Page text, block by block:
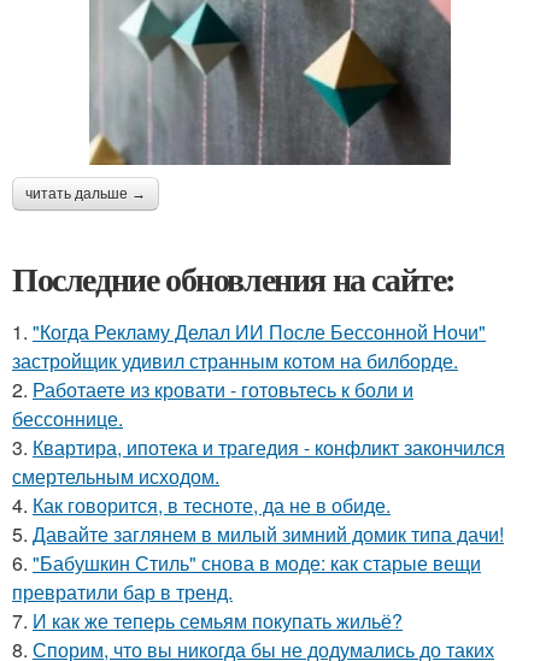
читать дальше →
Последние обновления на сайте:
1. "Когда Рекламу Делал ИИ После Бессонной Ночи"
застройщик удивил странным котом на билборде.
2. Работаете из кровати - готовьтесь к боли и
бессоннице.
3. Квартира, ипотека и трагедия - конфликт закончился
смертельным исходом.
4. Как говорится, в тесноте, да не в обиде.
5. Давайте заглянем в милый зимний домик типа дачи!
6. "Бабушкин Стиль" снова в моде: как старые вещи
превратили бар в тренд.
7. И как же теперь семьям покупать жильё?
8. Спорим, что вы никогда бы не додумались до таких